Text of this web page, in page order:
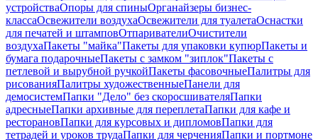
устройстваОпоры для спиныОрганайзеры бизнес-
классаОсвежители воздухаОсвежители для туалетаОснастки
для печатей и штамповОтпаривателиОчистители
воздухаПакеты "майка"Пакеты для упаковки купюрПакеты и
бумага подарочныеПакеты с замком "зиплок"Пакеты с
петлевой и вырубной ручкойПакеты фасовочныеПалитры для
рисованияПалитры художественныеПанели для
демосистемПапки "Дело" без скоросшивателяПапки
адресныеПапки архивные для переплетаПапки для кафе и
ресторановПапки для курсовых и дипломовПапки для
тетрадей и уроков трудаПапки для черченияПапки и портмоне